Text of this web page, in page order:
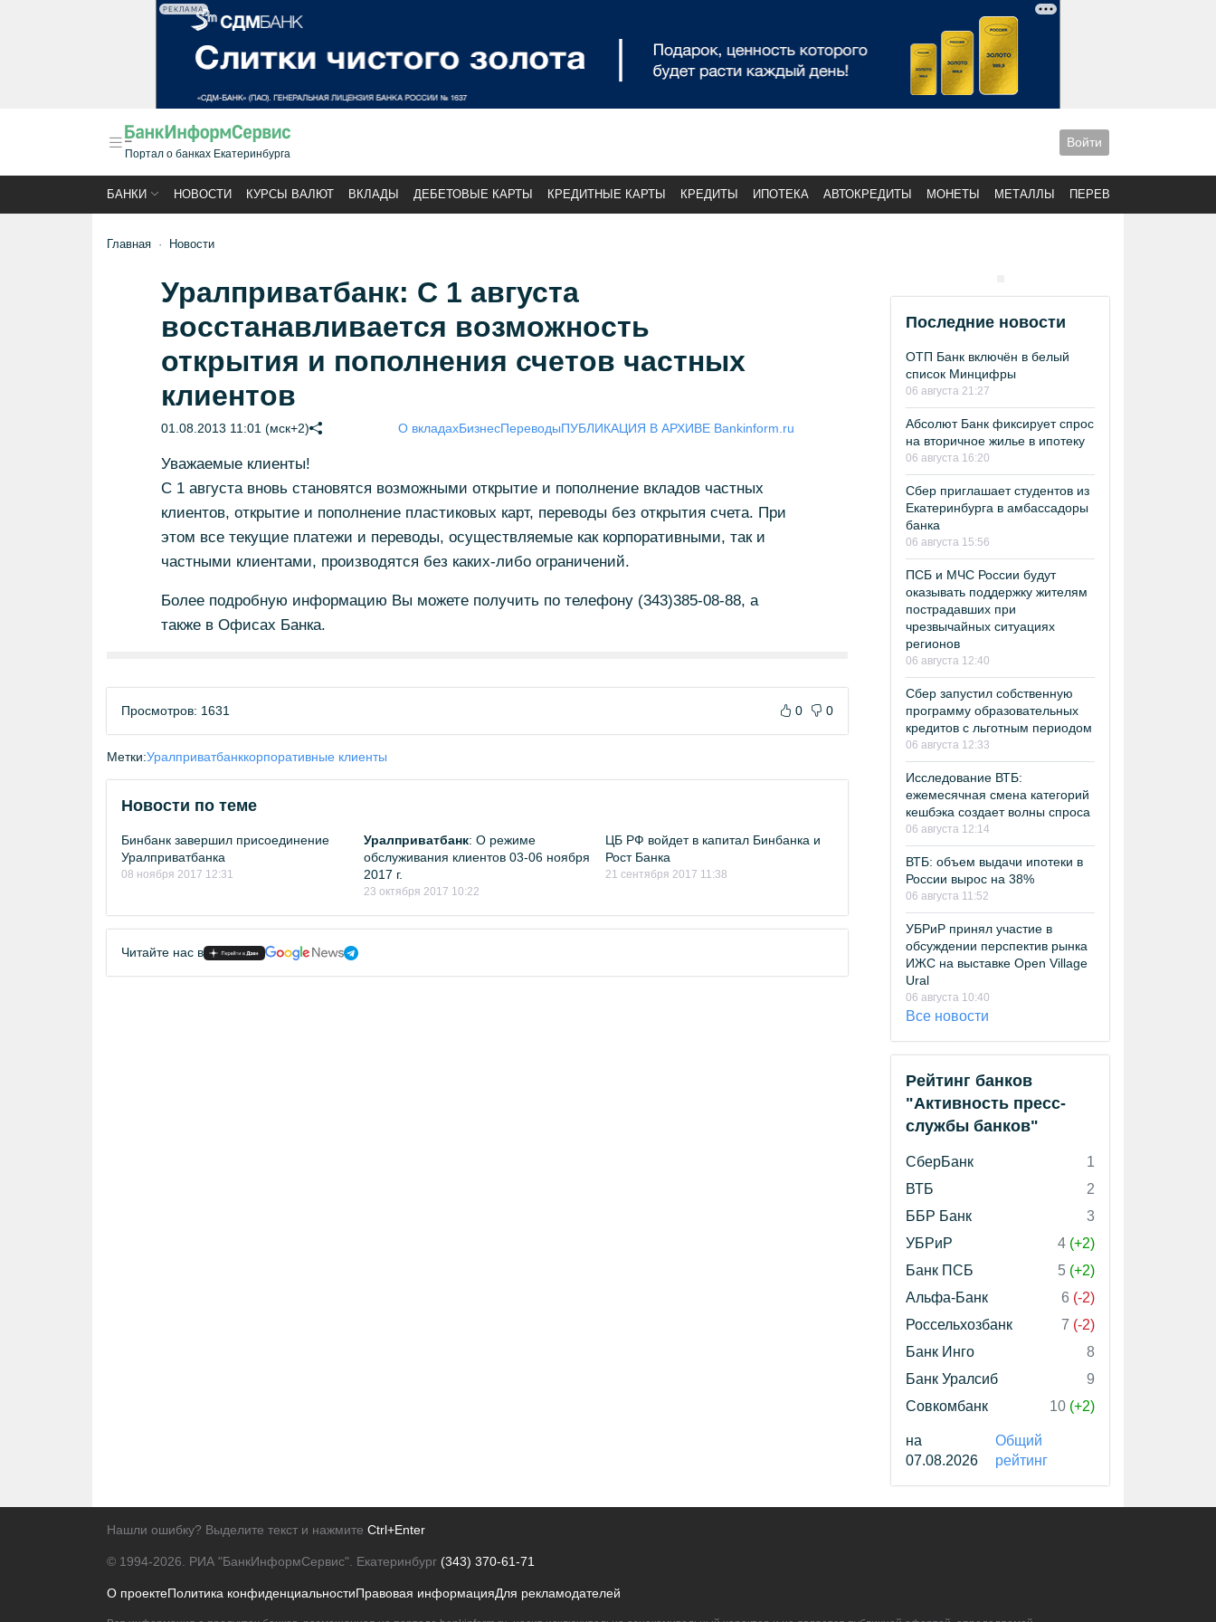
РЕКЛАМА
Портал о банках Екатеринбурга
Войти
БАНКИ НОВОСТИ КУРСЫ ВАЛЮТ ВКЛАДЫ ДЕБЕТОВЫЕ КАРТЫ КРЕДИТНЫЕ КАРТЫ КРЕДИТЫ ИПОТЕКА АВТОКРЕДИТЫ МОНЕТЫ МЕТАЛЛЫ ПЕРЕВОДЫ
Главная Новости
Уралприватбанк: С 1 августа
восстанавливается возможность
открытия и пополнения счетов частных
клиентов
01.08.2013 11:01 (мск+2) О вкладахБизнесПереводыПУБЛИКАЦИЯ В АРХИВЕ Bankinform.ru
Уважаемые клиенты!
С 1 августа вновь становятся возможными открытие и пополнение вкладов частных
клиентов, открытие и пополнение пластиковых карт, переводы без открытия счета. При
этом все текущие платежи и переводы, осуществляемые как корпоративными, так и
частными клиентами, производятся без каких-либо ограничений.
Более подробную информацию Вы можете получить по телефону (343)385-08-88, а
также в Офисах Банка.
Просмотров: 1631 0 0
Метки:Уралприватбанккорпоративные клиенты
Новости по теме
Бинбанк завершил присоединение
Уралприватбанка
08 ноября 2017 12:31
Уралприватбанк: О режиме
обслуживания клиентов 03-06 ноября
2017 г.
23 октября 2017 10:22
ЦБ РФ войдет в капитал Бинбанка и
Рост Банка
21 сентября 2017 11:38
Читайте нас в
Последние новости
ОТП Банк включён в белый
список Минцифры
06 августа 21:27
Абсолют Банк фиксирует спрос
на вторичное жилье в ипотеку
06 августа 16:20
Сбер приглашает студентов из
Екатеринбурга в амбассадоры
банка
06 августа 15:56
ПСБ и МЧС России будут
оказывать поддержку жителям
пострадавших при
чрезвычайных ситуациях
регионов
06 августа 12:40
Сбер запустил собственную
программу образовательных
кредитов с льготным периодом
06 августа 12:33
Исследование ВТБ:
ежемесячная смена категорий
кешбэка создает волны спроса
06 августа 12:14
ВТБ: объем выдачи ипотеки в
России вырос на 38%
06 августа 11:52
УБРиР принял участие в
обсуждении перспектив рынка
ИЖС на выставке Open Village
Ural
06 августа 10:40
Все новости
Рейтинг банков
"Активность пресс-
службы банков"
СберБанк
1
ВТБ
2
ББР Банк
3
УБРиР
4 (+2)
Банк ПСБ
5 (+2)
Альфа-Банк
6 (-2)
Россельхозбанк
7 (-2)
Банк Инго
8
Банк Уралсиб
9
Совкомбанк
10 (+2)
на
07.08.2026
Общий
рейтинг
Нашли ошибку? Выделите текст и нажмите Ctrl+Enter
© 1994-2026. РИА "БанкИнформСервис". Екатеринбург (343) 370-61-71
О проектеПолитика конфиденциальностиПравовая информацияДля рекламодателей